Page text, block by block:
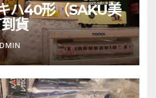
ハ40形（SAKU美
貨